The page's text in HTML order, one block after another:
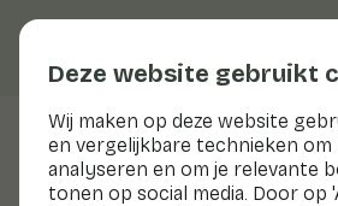
Deze website gebruikt
Wij maken op deze website
en vergelijkbare technieken om
analyseren en om je relevante
tonen op social media. Door op
Veggiblogs